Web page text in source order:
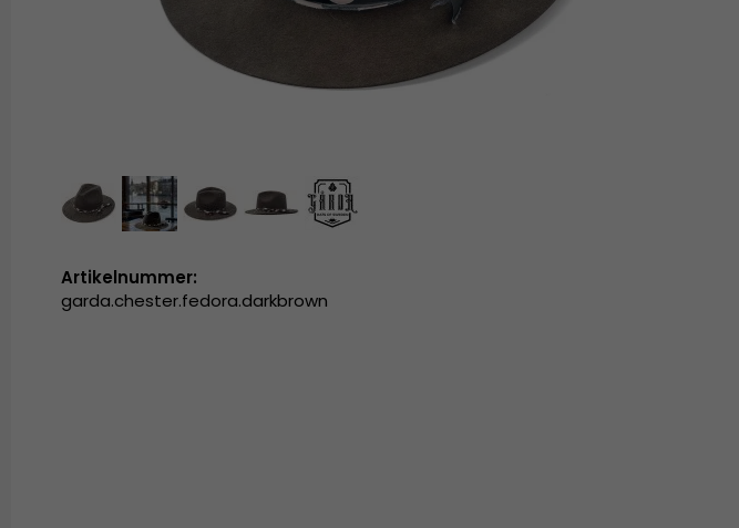
Artikelnummer:
garda.chester.fedora.darkbrown